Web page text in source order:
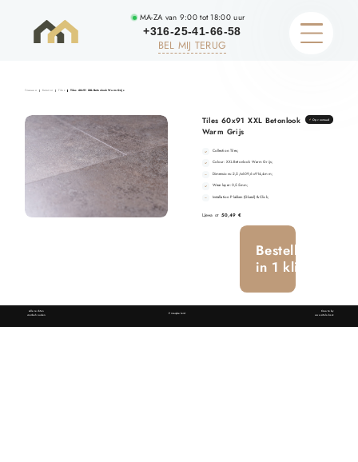
MA-ZA van 9:00 tot 18:00 uur
+316-25-41-66-58
BEL MIJ TERUG
Главная Каталог Tiles Tiles 60×91 XXL Betonlook Warm Grijs
Op voorraad
Tiles 60x91 XXL Betonlook
Warm Grijs
Collection: Tiles;
Colour: XXL Betonlook Warm Grijs;
Dimensions: 2,5/x609,6x914,4mm;
Wear layer: 0,55mm;
Installation: Plakken (Glued) & Click;
Цена от 50,49 €
Bestellen
in 1 klik
Alle rechten
voorbehouden
Privacybeleid
Create by
www.sitelabs.cz